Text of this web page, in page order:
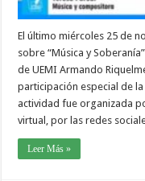
El último miércoles 25 de
sobre “Música y
de UEMI Armando
participación especial de
actividad fue organizada
virtual, por las redes
Leer Más »